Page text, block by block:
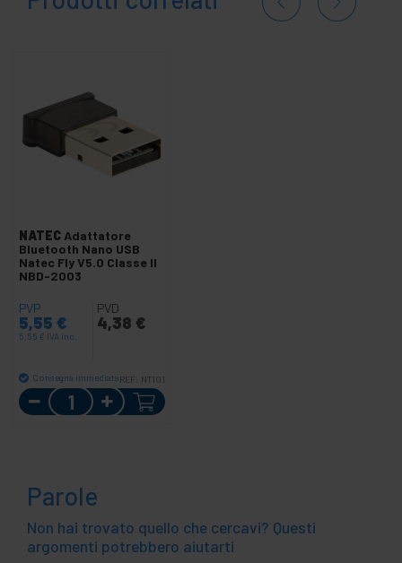
NATEC Adattatore
Bluetooth Nano USB
Natec Fly V5.0 Classe II
NBD-2003
PVP
5,55 €
5,55 € IVA inc.
PVD
4,38 €
Consegna immediataREF: NT101
Quantità
Parole
Non hai trovato quello che cercavi? Questi
argomenti potrebbero aiutarti